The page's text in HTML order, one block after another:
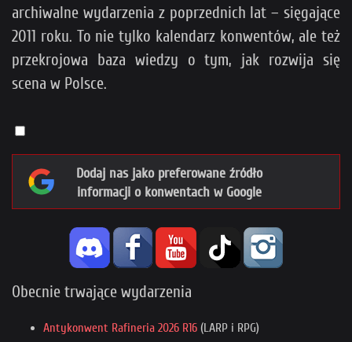
archiwalne wydarzenia z poprzednich lat – sięgające
2011 roku. To nie tylko kalendarz konwentów, ale też
przekrojowa baza wiedzy o tym, jak rozwija się
scena w Polsce.
Dodaj nas jako preferowane źródło
informacji o konwentach w Google
Obecnie trwające wydarzenia
Antykonwent Rafineria 2026 R16 (LARP i RPG)